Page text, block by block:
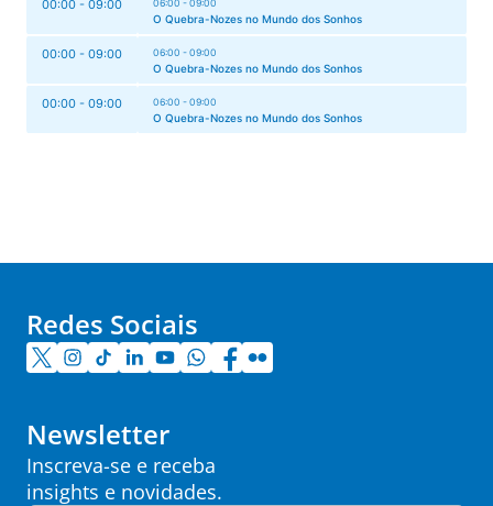
00:00 - 09:00
O Quebra-Nozes no Mundo dos Sonhos
00:00 - 09:00 06:00 - 09:00
O Quebra-Nozes no Mundo dos Sonhos
00:00 - 09:00 06:00 - 09:00
O Quebra-Nozes no Mundo dos Sonhos
Redes Sociais
Newsletter
Inscreva-se e receba
insights e novidades.